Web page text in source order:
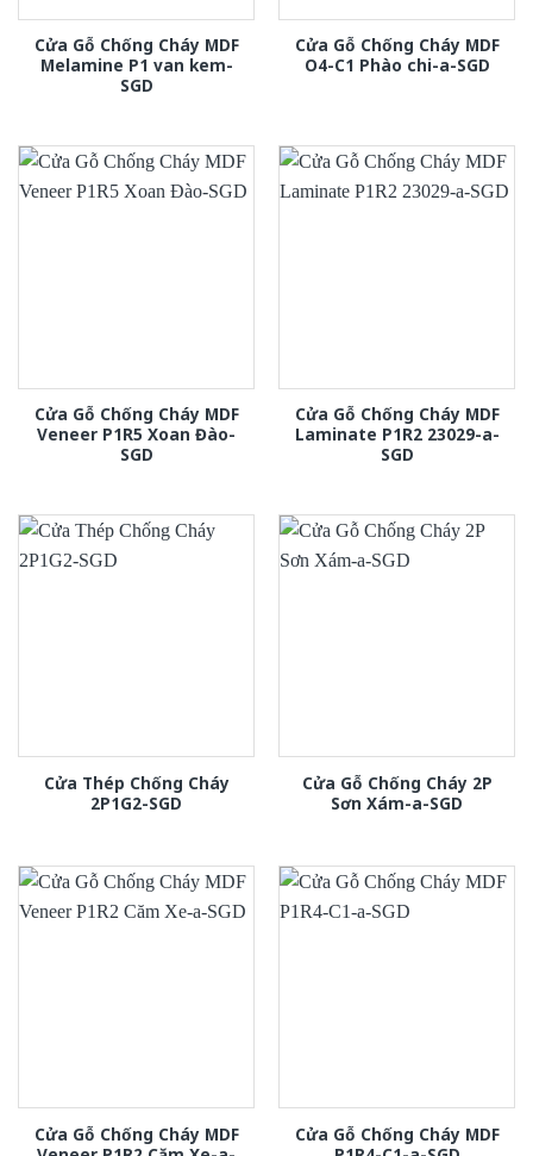
Cửa Gỗ Chống Cháy MDF
Melamine P1 van kem-
SGD
Cửa Gỗ Chống Cháy MDF
O4-C1 Phào chi-a-SGD
Cửa Gỗ Chống Cháy MDF
Veneer P1R5 Xoan Đào-
SGD
Cửa Gỗ Chống Cháy MDF
Laminate P1R2 23029-a-
SGD
Cửa Thép Chống Cháy
2P1G2-SGD
Cửa Gỗ Chống Cháy 2P
Sơn Xám-a-SGD
Cửa Gỗ Chống Cháy MDF
Cửa Gỗ Chống Cháy MDF